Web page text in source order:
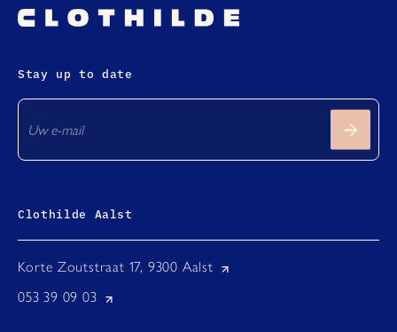
Stay up to date
Clothilde Aalst
Korte Zoutstraat 17, 9300 Aalst
053 39 09 03